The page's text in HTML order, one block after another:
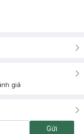
giá
Gửi